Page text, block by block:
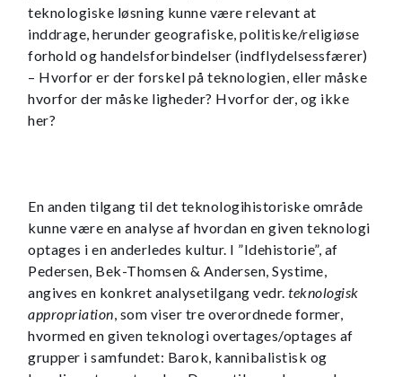
teknologiske løsning kunne være relevant at
inddrage, herunder geografiske, politiske/religiøse
forhold og handelsforbindelser (indflydelsessfærer)
– Hvorfor er der forskel på teknologien, eller måske
hvorfor der måske ligheder? Hvorfor der, og ikke
her?
En anden tilgang til det teknologihistoriske område
kunne være en analyse af hvordan en given teknologi
optages i en anderledes kultur. I ”Idehistorie”, af
Pedersen, Bek-Thomsen & Andersen, Systime,
angives en konkret analysetilgang vedr. teknologisk
appropriation, som viser tre overordnede former,
hvormed en given teknologi overtages/optages af
grupper i samfundet: Barok, kannibalistisk og